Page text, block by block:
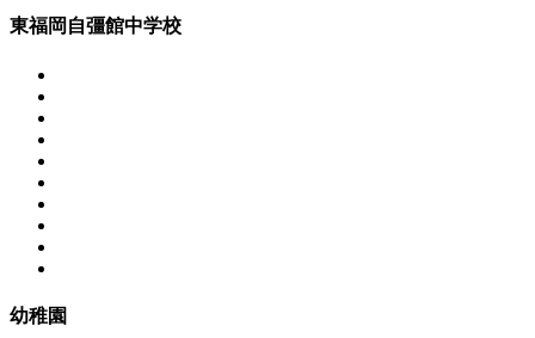
東福岡自彊館中学校
幼稚園